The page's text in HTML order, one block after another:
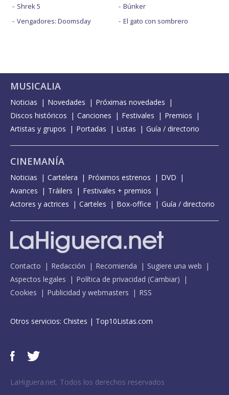
Shrek 5
Vengadores: Doomsday
Búnker
El gato con sombrero
MUSICALIA
Noticias Novedades
Próximas novedades
Discos históricos
Canciones Festivales
Premios
Artistas y grupos
Portadas Listas Guía / directorio
CINEMANÍA
Noticias Cartelera Próximos estrenos
DVD
Avances
Tráilers
Festivales + premios
Actores y actrices
Carteles Box-office Guía / directorio
Contacto Redacción Recomienda
Sugiere una web
Aspectos legales
Política de privacidad (Cambiar)
Cookies
Publicidad y webmasters RSS
Otros servicios: Chistes | Top10Listas.com
LaHiguera.net. Todos los derechos reservados